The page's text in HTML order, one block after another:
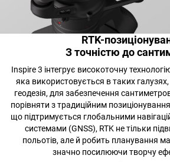
RTK-
З точністю до
Inspire 3 інтегрує високоточну
яка використовується в таких галузях,
геодезія, для забезпечення
порівняти з традиційним
що підтримується глобальними
системами (GNSS), RTK не тільки
польотів, але й робить планування
значно посилюючи творчу